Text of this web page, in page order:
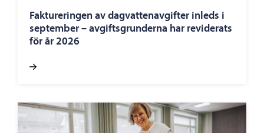
Faktureringen av dagvattenavgifter inleds i
september – avgiftsgrunderna har reviderats
för år 2026